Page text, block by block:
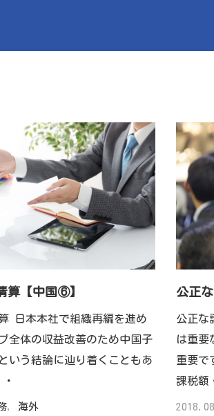
算【中国⑥】
日本本社で組織再編を進め
全体の収益改善のため中国子
いう結論に辿り着くこともあ
, 海外
公正
公正な
は重要
重要で
課税額